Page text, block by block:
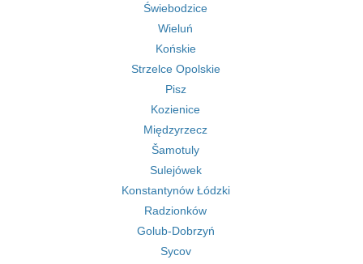
Świebodzice
Wieluń
Końskie
Strzelce Opolskie
Pisz
Kozienice
Międzyrzecz
Šamotuly
Sulejówek
Konstantynów Łódzki
Radzionków
Golub-Dobrzyń
Sycov